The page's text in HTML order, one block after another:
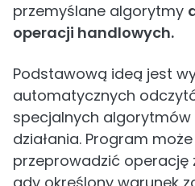
przemyślane algorytmy
operacji handlowych.
Podstawową ideą jest
automatycznych
specjalnych algorytmów
działania. Program
przeprowadzić operację